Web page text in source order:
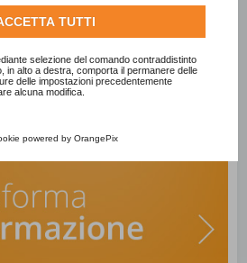
Google utilizza i dati raccolti,
privacy di Google
cookie completa.
TUTTI
selezione del comando contraddistinto
in alto a destra, comporta il permanere delle
delle impostazioni precedentemente
alcuna modifica.
powered by OrangePix